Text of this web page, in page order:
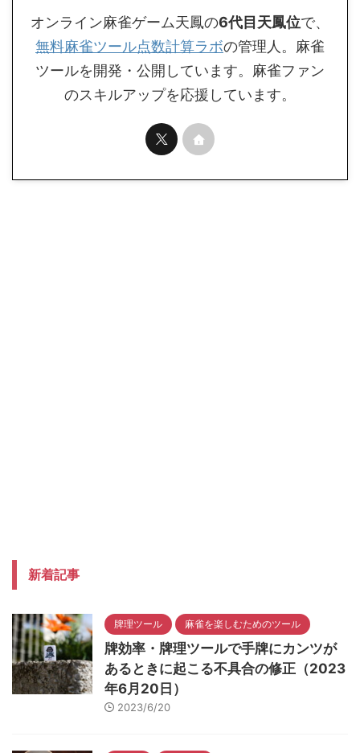
オンライン麻雀ゲーム天鳳の6代目天鳳位で、
無料麻雀ツール点数計算ラボの管理人。麻雀
ツールを開発・公開しています。麻雀ファン
のスキルアップを応援しています。
新着記事
牌理ツール 麻雀を楽しむためのツール
牌効率・牌理ツールで手牌にカンツが
あるときに起こる不具合の修正（2023
年6月20日）
2023/6/20